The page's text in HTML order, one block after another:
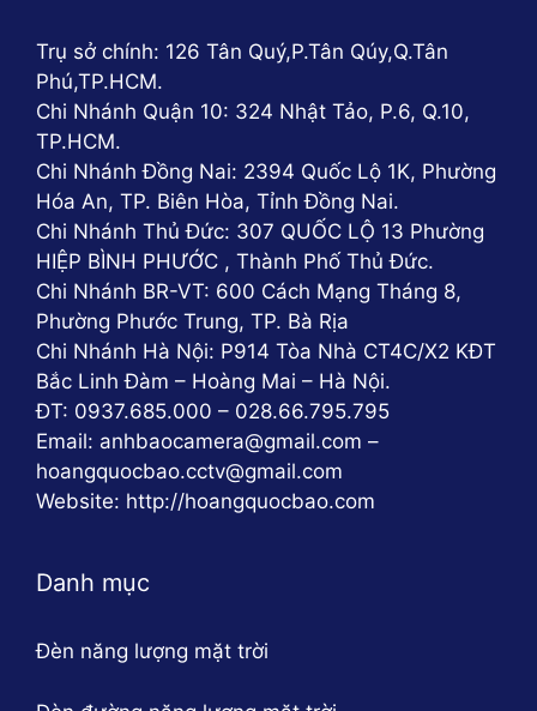
Trụ sở chính: 126 Tân Quý,P.Tân Qúy,Q.Tân
Phú,TP.HCM.
Chi Nhánh Quận 10: 324 Nhật Tảo, P.6, Q.10,
TP.HCM.
Chi Nhánh Đồng Nai: 2394 Quốc Lộ 1K, Phường
Hóa An, TP. Biên Hòa, Tỉnh Đồng Nai.
Chi Nhánh Thủ Đức: 307 QUỐC LỘ 13 Phường
HIỆP BÌNH PHƯỚC , Thành Phố Thủ Đức.
Chi Nhánh BR-VT: 600 Cách Mạng Tháng 8,
Phường Phước Trung, TP. Bà Rịa
Chi Nhánh Hà Nội: P914 Tòa Nhà CT4C/X2 KĐT
Bắc Linh Đàm – Hoàng Mai – Hà Nội.
ĐT: 0937.685.000 – 028.66.795.795
Email: anhbaocamera@gmail.com –
hoangquocbao.cctv@gmail.com
Website: http://hoangquocbao.com
Danh mục
Đèn năng lượng mặt trời